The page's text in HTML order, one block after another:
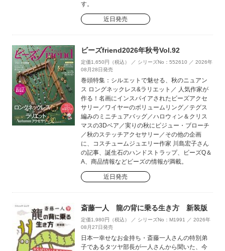
す。
近日発売
ビーズfriend2026年秋号Vol.92
定価1,650円（税込） ／ シリーズNo：552610 ／ 2026年
08月28日発売
巻頭特集：シルエットで魅せる、秋のニュアン
ス ロングネックレス&ラリエット／ 人気作家が
作る！名画にインスパイアされたビーズアクセ
サリー／ワイヤーのボリュームリング／テグス
編みのミニチュアバッグ／ハロウィン＆クリス
マスの3Dベア／実りの秋にビジュー・ブローチ
／秋のステッチアクセサリー／その他の企画
に、コスチュームジュエリー作家 川島宏子さん
の記事、誕生石のハンドストラップ、ビーズQ＆
A、商品情報などビーズの情報が満載。
近日発売
斎藤一人 龍の背に乗る生き方 新装版
定価1,980円（税込） ／ シリーズNo：M1991 ／ 2026年
08月27日発売
日本一幸せなお金持ち・斎藤一人さんの特別弟
子であるタツヤ部長が一人さんから聞いた、今